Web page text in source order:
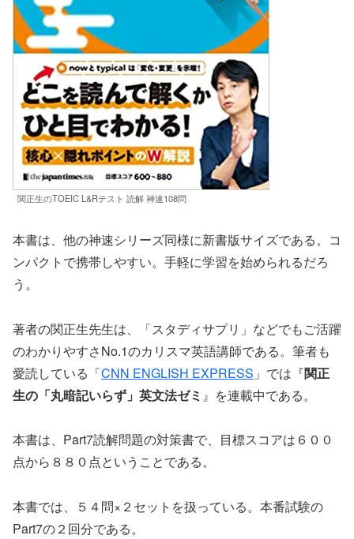
関正生のTOEIC L&Rテスト 読解 神速108問
本書は、他の神速シリーズ同様に新書版サイズである。コ
ンパクトで携帯しやすい。手軽に学習を始められるだろ
う。
著者の関正生先生は、「スタディサプリ」などでもご活躍
のわかりやすさNo.1のカリスマ英語講師である。筆者も
愛読している「CNN ENGLISH EXPRESS 」では『関正
生の「丸暗記いらず」英文法ゼミ 』を連載中である。
本書は、Part7読解問題の対策書で、目標スコアは６００
点から８８０点ということである。
本書では、５４問×２セットを扱っている。本番試験の
Part7の２回分である。